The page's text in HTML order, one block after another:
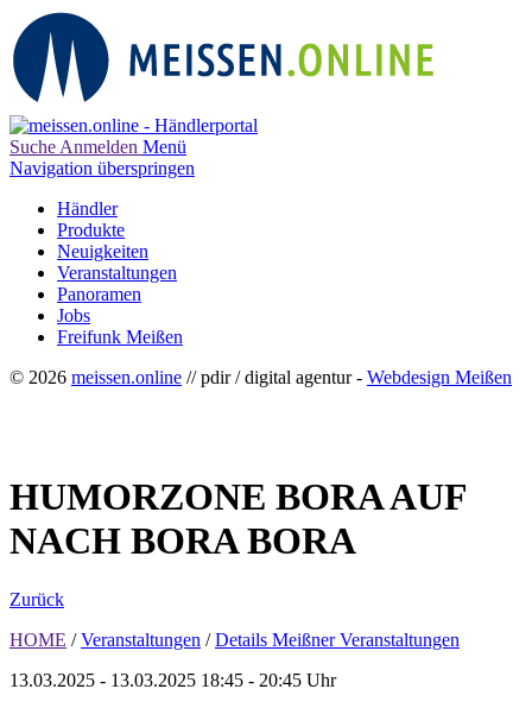
Suche Anmelden Menü
Navigation überspringen
Händler
Produkte
Neuigkeiten
Veranstaltungen
Panoramen
Jobs
Freifunk Meißen
© 2026 meissen.online // pdir / digital agentur - Webdesign Meißen
HUMORZONE BORA AUF
NACH BORA BORA
Zurück
HOME / Veranstaltungen / Details Meißner Veranstaltungen
13.03.2025 - 13.03.2025 18:45 - 20:45 Uhr